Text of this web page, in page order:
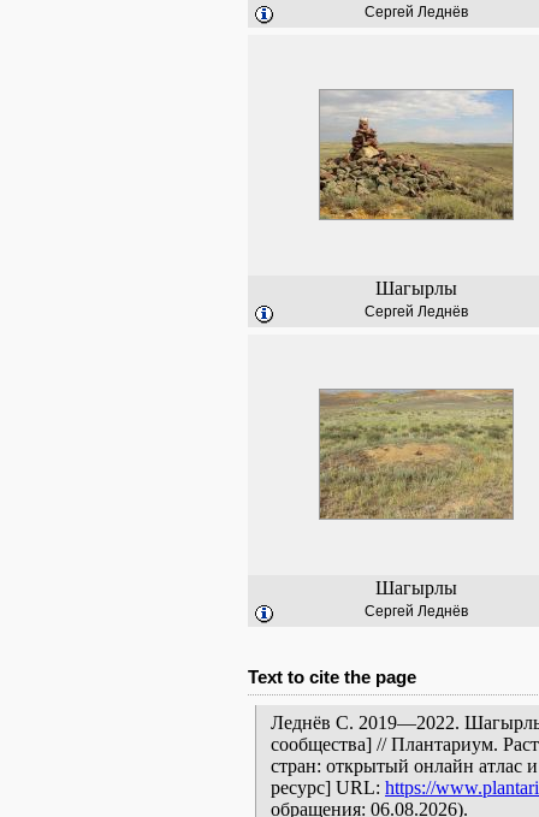
Сергей Леднёв
Шагырлы
Сергей Леднёв
Шагырлы
Сергей Леднёв
Text to cite the page
Леднёв С. 2019—2022.
сообщества] // Плантариум.
стран: открытый онлайн атлас
ресурс] URL: https://
обращения: 06.08.2026).